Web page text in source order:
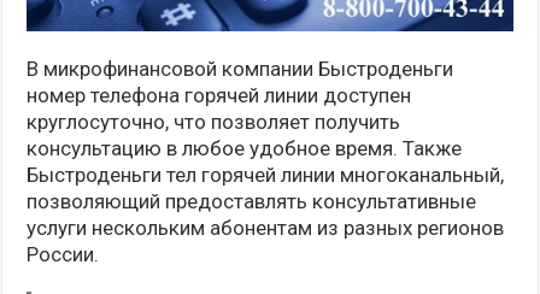
В микрофинансовой компании Быстроденьги
номер телефона горячей линии доступен
круглосуточно, что позволяет получить
консультацию в любое удобное время. Также
Быстроденьги тел горячей линии многоканальный,
позволяющий предоставлять консультативные
услуги нескольким абонентам из разных регионов
России.